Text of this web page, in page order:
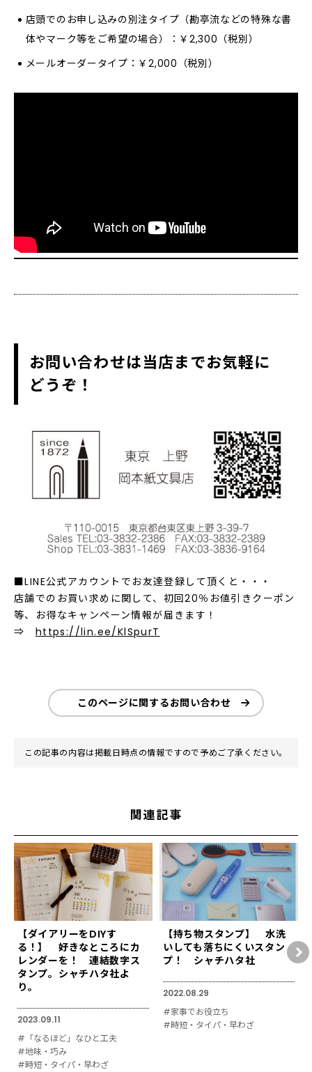
店頭でのお申し込みの別注タイプ（勘亭流などの特殊な書
体やマーク等をご希望の場合）：￥2,300（税別）
メールオーダータイプ：￥2,000（税別）
お問い合わせは当店までお気軽に
どうぞ！
■LINE公式アカウントでお友達登録して頂くと・・・
店舗でのお買い求めに関して、初回20％お値引きクーポン
等、お得なキャンペーン情報が届きます！
⇒ https://lin.ee/KlSpurT
このページに関するお問い合わせ
この記事の内容は掲載日時点の情報ですので予めご了承ください。
関連記事
【ダイアリーをDIYす
る！】 好きなところにカ
レンダーを！ 連結数字ス
タンプ。シャチハタ社よ
り。
2023.09.11
#「なるほど」なひと工夫
#地味・巧み
#時短・タイパ・早わざ
【持ち物スタンプ】 水洗
いしても落ちにくいスタン
プ！ シャチハタ社
2022.08.29
#家事でお役立ち
#時短・タイパ・早わざ